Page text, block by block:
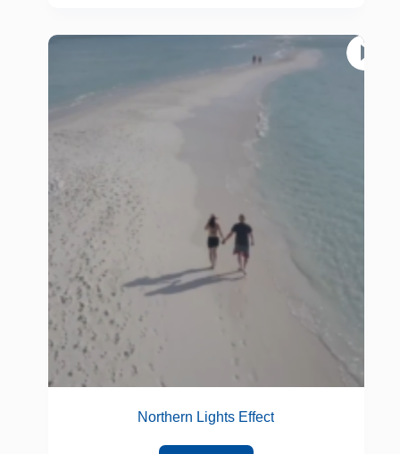
Northern Lights Effect